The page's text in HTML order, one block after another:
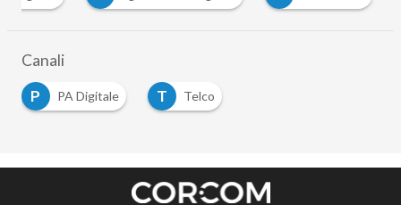
Canali
P
PA Digitale T Telco